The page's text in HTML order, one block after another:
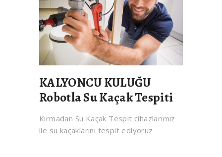
KALYONCU KULUĞU
Robotla Su Kaçak Tespiti
Kırmadan Su Kaçak Tespit cihazlarımız
ile su kaçaklarını tespit ediyoruz